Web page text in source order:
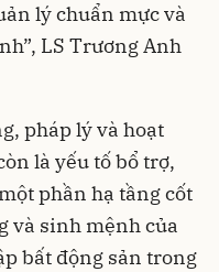
lý chuẩn mực và
”, LS Trương Anh
, pháp lý và hoạt
là yếu tố bổ trợ,
phần hạ tầng cốt
và sinh mệnh của
bất động sản trong